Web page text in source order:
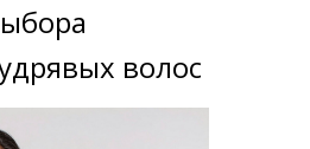
волос